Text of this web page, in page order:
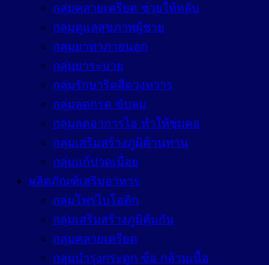
กลุ่มคลายเครียด ช่วยให้หลับ
กลุ่มดูแลสุขภาพผู้ชาย
กลุ่มยาทาภายนอก
กลุ่มยาระบาย
กลุ่มรักษาริดสีดวงทวาร
กลุ่มลดกรด ขับลม
กลุ่มลดอาการไอ ทำให้ชุ่มคอ
กลุ่มเสริมสร้างภูมิต้านทาน
กลุ่มแก้ปวดเมื่อย
ผลิตภัณฑ์เสริมอาหาร
กลุ่มโพรไบโอติก
กลุ่มเสริมสร้างภูมิคุ้มกัน
กลุ่มคลายเครียด
กลุ่มบำรุงกระดูก ข้อ กล้ามเนื้อ